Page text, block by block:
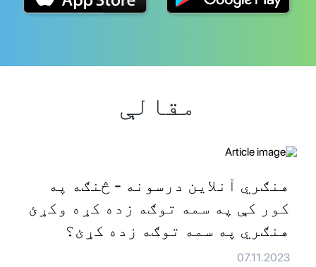
مقالې
هنګري آنلاین درسونه - څنګه په
کور کې په سمه توګه زده کړه وکړئ
هنګري په سمه توګه زده کړئ؟
07.11.2023